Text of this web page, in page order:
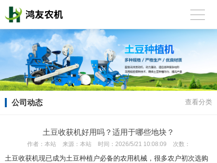
公司动态 查看分类
土豆收获机好用吗？适用于哪些地块？
作者： 本站 来源： 本站 时间： 2026/5/21 10:08:09 次数：
土豆收获机现已成为土豆种植户必备的农用机械，很多农户初次选购